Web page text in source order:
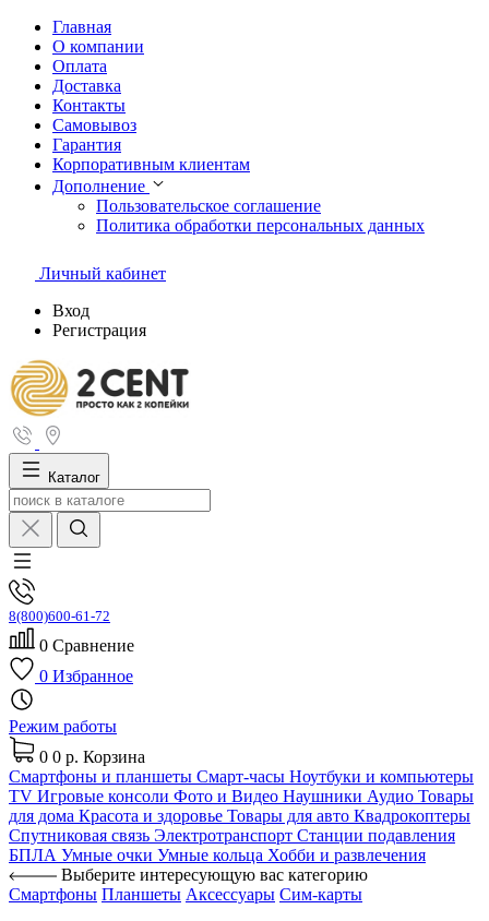
Главная
О компании
Оплата
Доставка
Контакты
Самовывоз
Гарантия
Корпоративным клиентам
Дополнение
Пользовательское соглашение
Политика обработки персональных данных
Личный кабинет
Вход
Регистрация
Каталог
8(800)600-61-72
0 Сравнение
0 Избранное
Режим работы
0 0 р. Корзина
Смартфоны и планшеты Смарт-часы Ноутбуки и компьютеры
TV Игровые консоли Фото и Видео Наушники Аудио Товары
для дома Красота и здоровье Товары для авто Квадрокоптеры
Спутниковая связь Электротранспорт Станции подавления
БПЛА Умные очки Умные кольца Хобби и развлечения
Выберите интересующую вас категорию
Смартфоны Планшеты Аксессуары Сим-карты